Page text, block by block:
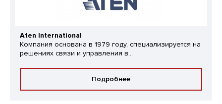
Aten International
Компания основана в 1979 году, специализируется на
решениях связи и управления в...
Подробнее